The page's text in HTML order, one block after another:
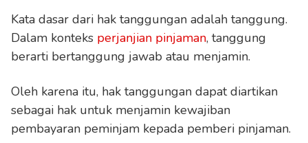
Kata dasar dari hak tanggungan adalah tanggung.
Dalam konteks perjanjian pinjaman, tanggung
berarti bertanggung jawab atau menjamin.
Oleh karena itu, hak tanggungan dapat diartikan
sebagai hak untuk menjamin kewajiban
pembayaran peminjam kepada pemberi pinjaman.